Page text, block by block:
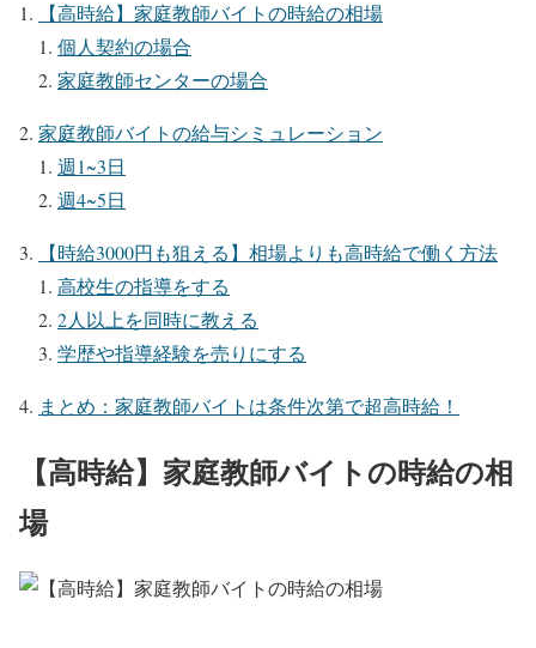
【高時給】家庭教師バイトの時給の相場
個人契約の場合
家庭教師センターの場合
家庭教師バイトの給与シミュレーション
週1~3日
週4~5日
【時給3000円も狙える】相場よりも高時給で働く方法
高校生の指導をする
2人以上を同時に教える
学歴や指導経験を売りにする
まとめ：家庭教師バイトは条件次第で超高時給！
【高時給】家庭教師バイトの時給の相
場